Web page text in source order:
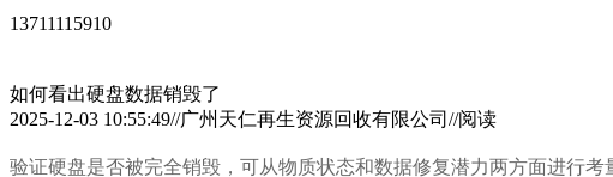
13711115910
如何看出硬盘数据销毁了
2025-12-03 10:55:49//广州天仁再生资源回收有限公司//阅读
验证硬盘是否被完全销毁，可从物质状态和数据修复潜力两方面进行考